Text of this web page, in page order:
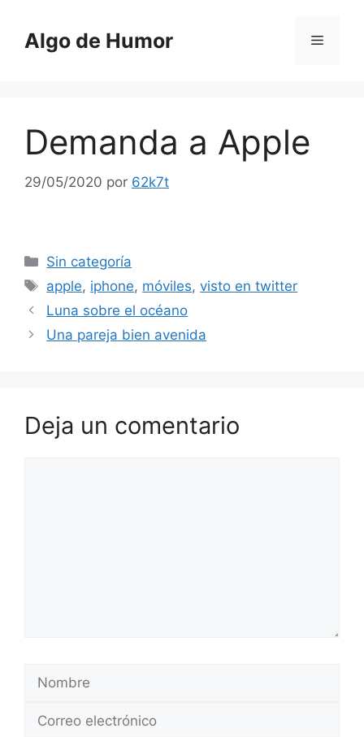
contenido
Algo de Humor Menú
Demanda a Apple
29/05/2020 por 62k7t
Categorías
Sin categoría
Etiquetas
apple, iphone, móviles,visto en twitter
Luna sobre el océano
Una pareja bien avenida
Deja un comentario
Nombre
Correo